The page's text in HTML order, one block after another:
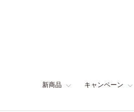
新商品 キャンペーン